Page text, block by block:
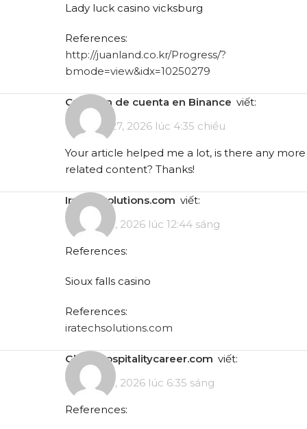
Lady luck casino vicksburg
References:
http://juanland.co.kr/Progress/?
bmode=view&idx=10250279
creación de cuenta en Binance viết:
Tháng 4 27, 2026 lúc 4:35 chiều
Your article helped me a lot, is there any more
related content? Thanks!
iratechsolutions.com viết:
Tháng 5 7, 2026 lúc 12:44 sáng
References:
Sioux falls casino
References:
iratechsolutions.com
globalhospitalitycareer.com viết:
Tháng 5 7, 2026 lúc 6:35 sáng
References: